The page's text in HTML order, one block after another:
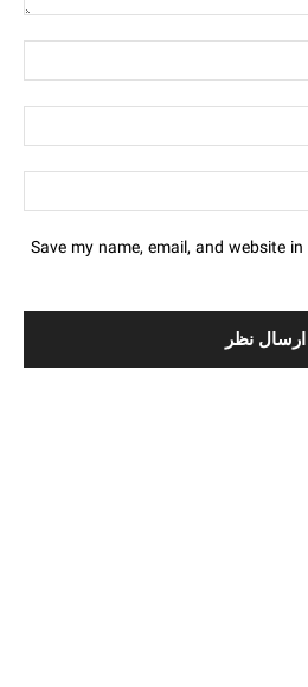
Save my name, email, and website